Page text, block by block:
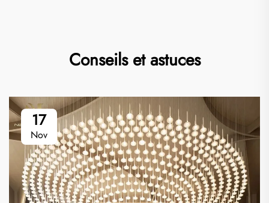
Conseils et astuces
17
Nov